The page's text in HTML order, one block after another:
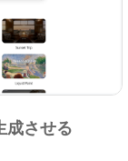
成させる